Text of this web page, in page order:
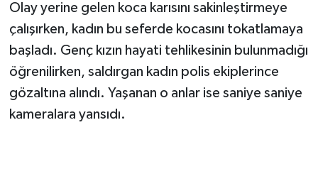
Olay yerine gelen koca karısını sakinleştirmeye
çalışırken, kadın bu seferde kocasını tokatlamaya
başladı. Genç kızın hayati tehlikesinin bulunmadığı
öğrenilirken, saldırgan kadın polis ekiplerince
gözaltına alındı. Yaşanan o anlar ise saniye saniye
kameralara yansıdı.